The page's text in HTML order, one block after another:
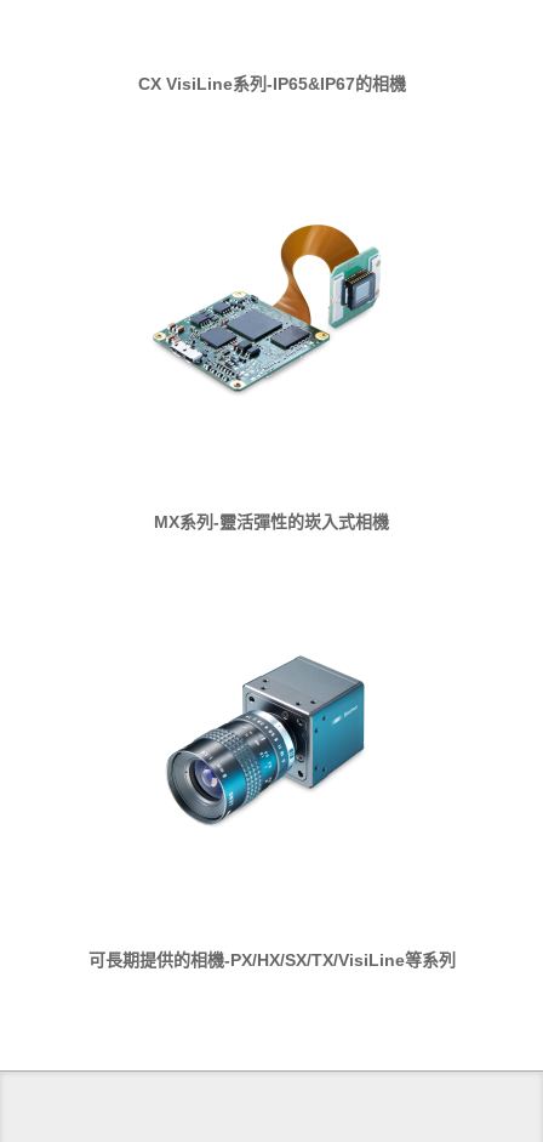
CX VisiLine系列-IP65&IP67的相機
MX系列-靈活彈性的崁入式相機
可長期提供的相機-PX/HX/SX/TX/VisiLine等系列